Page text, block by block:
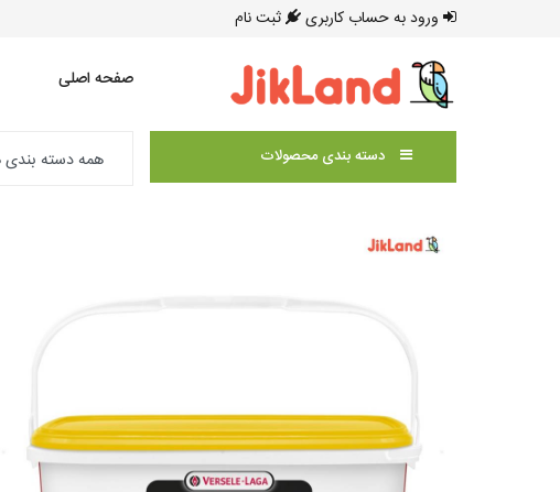
ورود به حساب کاربری ثبت نام
صفحه اصلی
دسته بندی محصولات